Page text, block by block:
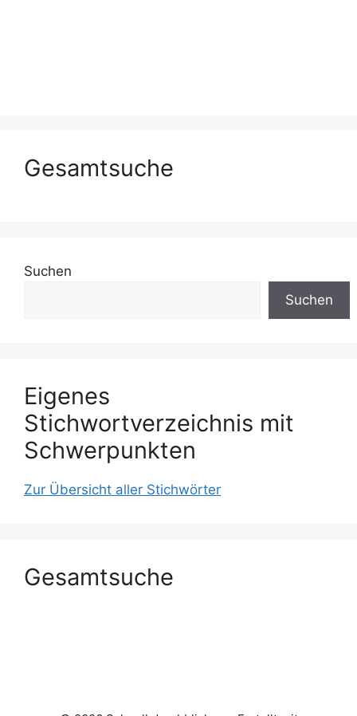
Gesamtsuche
Suchen
Suchen
Eigenes
Stichwortverzeichnis mit
Schwerpunkten
Zur Übersicht aller Stichwörter
Gesamtsuche